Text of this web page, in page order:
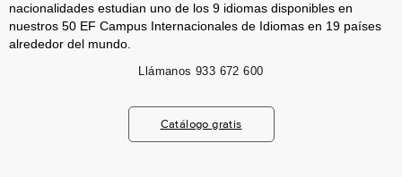
nacionalidades estudian uno de los 9 idiomas disponibles en
nuestros 50 EF Campus Internacionales de Idiomas en 19 países
alrededor del mundo.
Llámanos 933 672 600
Catálogo gratis